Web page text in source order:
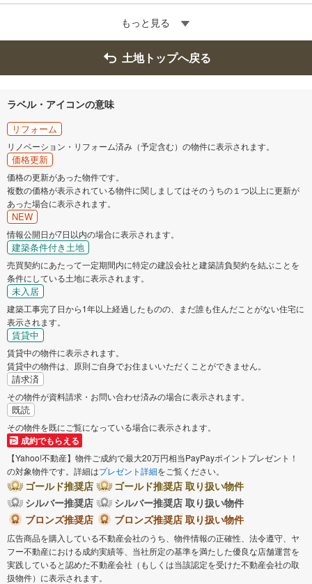
もっと見る
土地トップへ戻る
ラベル・アイコンの意味
リフォーム
リノベーション・リフォーム済み（予定含む）の物件に表示されます。
価格更新
価格の更新があった物件です。
複数の価格が表示されている物件に関しましてはそのうちの１つ以上に更新が
あった場合に表示されます。
NEW
情報公開日が7日以内の場合に表示されます。
建築条件付き土地
売買契約にあたって一定期間内に特定の建設会社と建築請負契約を結ぶことを
条件にしている土地に表示されます。
未入居
建築工事完了日から1年以上経過したものの、まだ誰も住んだことがない住宅に
表示されます。
賃貸中
賃貸中の物件に表示されます。
賃貸中の物件は、原則ご自身でお住まいいただくことができません。
請求済
その物件が資料請求・お問い合わせ済みの場合に表示されます。
既読
その物件を既にご覧になっている場合に表示されます。
成約でもらえる
【Yahoo!不動産】物件ご成約で最大20万円相当PayPayポイントプレゼント！
の対象物件です。詳細はプレゼント詳細をご覧ください。
ゴールド推奨店
ゴールド推奨店 取り扱い物件
シルバー推奨店
シルバー推奨店 取り扱い物件
ブロンズ推奨店
ブロンズ推奨店 取り扱い物件
広告商品を購入している不動産会社のうち、物件情報の正確性、法令遵守、ヤ
フー不動産における成約実績等、当社所定の基準を満たした優良な店舗運営を
実践していると認めた不動産会社（もしくは当該認定を受けた不動産会社の取
扱物件）に表示されます。